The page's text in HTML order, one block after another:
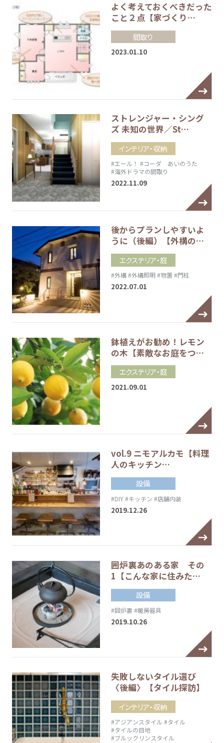
よく考えておくべきだった
こと２点【家づくり…
間取り
2023.01.10
ストレンジャー・シング
ズ 未知の世界／St…
インテリア・収納
#エール！ #コーダ あいのうた
#海外ドラマの間取り
2022.11.09
後からプランしやすいよ
うに（後編）【外構の…
エクステリア・庭
#外構#外構照明 #物置 #門柱
2022.07.01
鉢植えがお勧め！レモン
の木【素敵なお庭をつ…
エクステリア・庭
2021.09.01
vol.9 ニモアルカモ【料理
人のキッチン…
設備
#DIY#キッチン #店舗内装
2019.12.26
囲炉裏あのある家 その
1【こんな家に住みた…
設備
#囲炉裏 #暖房器具
2019.10.26
失敗しないタイル選び
〈後編〉【タイル探訪】
インテリア・収納
#アジアンスタイル #タイル
#タイルの目地
#ブルックリンスタイル